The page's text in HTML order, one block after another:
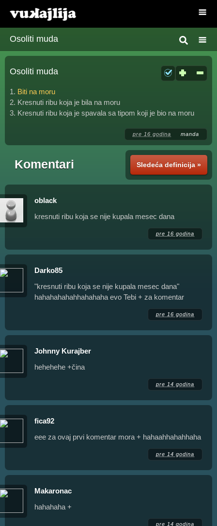
Osoliti muda
Osoliti muda
1. Biti na moru
2. Kresnuti ribu koja je bila na moru
3. Kresnuti ribu koja je spavala sa tipom koji je bio na moru
pre 16 godina manda
Sledeća definicija »
Komentari
oblack
kresnuti ribu koja se nije kupala mesec dana
pre 16 godina
Darko85
"kresnuti ribu koja se nije kupala mesec dana"
hahahahahahhahahaha evo Tebi + za komentar
pre 16 godina
Johnny Kurajber
hehehehe +čina
pre 14 godina
fica92
eee za ovaj prvi komentar mora + hahaahhahahhaha
pre 14 godina
Makaronac
hahahaha +
pre 14 godina